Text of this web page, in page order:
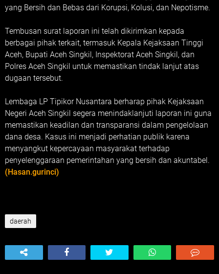
yang Bersih dan Bebas dari Korupsi, Kolusi, dan Nepotisme.
Tembusan surat laporan ini telah dikirimkan kepada
berbagai pihak terkait, termasuk Kepala Kejaksaan Tinggi
Aceh, Bupati Aceh Singkil, Inspektorat Aceh Singkil, dan
Polres Aceh Singkil untuk memastikan tindak lanjut atas
dugaan tersebut.
Lembaga LP Tipikor Nusantara berharap pihak Kejaksaan
Negeri Aceh Singkil segera menindaklanjuti laporan ini guna
memastikan keadilan dan transparansi dalam pengelolaan
dana desa. Kasus ini menjadi perhatian publik karena
menyangkut kepercayaan masyarakat terhadap
penyelenggaraan pemerintahan yang bersih dan akuntabel.
(Hasan.gurinci)
daerah